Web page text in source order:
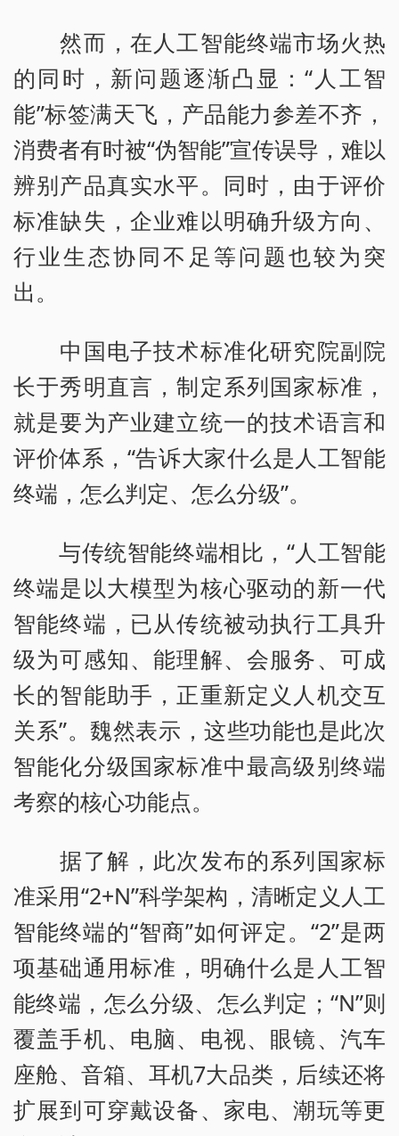
然而，在人工智能终端市场火热
的同时，新问题逐渐凸显：“人工智
能”标签满天飞，产品能力参差不齐，
消费者有时被“伪智能”宣传误导，难以
辨别产品真实水平。同时，由于评价
标准缺失，企业难以明确升级方向、
行业生态协同不足等问题也较为突
出。
中国电子技术标准化研究院副院
长于秀明直言，制定系列国家标准，
就是要为产业建立统一的技术语言和
评价体系，“告诉大家什么是人工智能
终端，怎么判定、怎么分级”。
与传统智能终端相比，“人工智能
终端是以大模型为核心驱动的新一代
智能终端，已从传统被动执行工具升
级为可感知、能理解、会服务、可成
长的智能助手，正重新定义人机交互
关系”。魏然表示，这些功能也是此次
智能化分级国家标准中最高级别终端
考察的核心功能点。
据了解，此次发布的系列国家标
准采用“2+N”科学架构，清晰定义人工
智能终端的“智商”如何评定。“2”是两
项基础通用标准，明确什么是人工智
能终端，怎么分级、怎么判定；“N”则
覆盖手机、电脑、电视、眼镜、汽车
座舱、音箱、耳机7大品类，后续还将
扩展到可穿戴设备、家电、潮玩等更